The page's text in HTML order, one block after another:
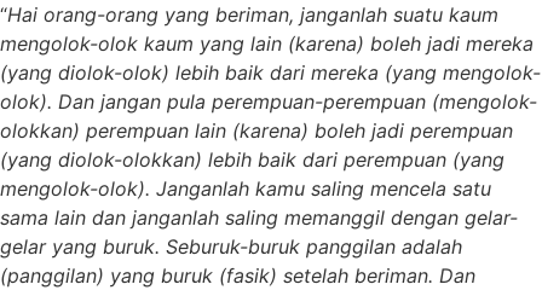
“Hai orang-orang yang beriman, janganlah suatu kaum
mengolok-olok kaum yang lain (karena) boleh jadi mereka
(yang diolok-olok) lebih baik dari mereka (yang mengolok-
olok). Dan jangan pula perempuan-perempuan (mengolok-
olokkan) perempuan lain (karena) boleh jadi perempuan
(yang diolok-olokkan) lebih baik dari perempuan (yang
mengolok-olok). Janganlah kamu saling mencela satu
sama lain dan janganlah saling memanggil dengan gelar-
gelar yang buruk. Seburuk-buruk panggilan adalah
(panggilan) yang buruk (fasik) setelah beriman. Dan